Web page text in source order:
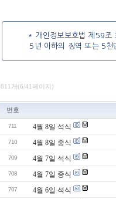
* 개인정보보호법 제59조
5년 이하의 징역 또는 5천
811개(6/41페이지)
번호
711 4월 8일 석식
710 4월 8일 중식
709 4월 7일 석식
708 4월 7일 중식
707 4월 6일 석식